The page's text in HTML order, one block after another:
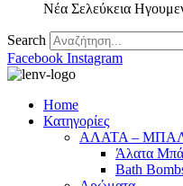
Νέα Σελεύκεια
Search
Facebook Instagram
Home
Κατηγορίες
ΑΛΑΤΑ –
Άλατα
Bath